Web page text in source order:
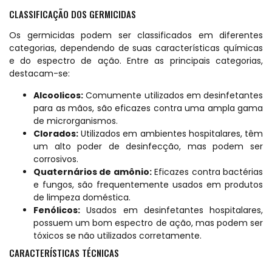
CLASSIFICAÇÃO DOS GERMICIDAS
Os germicidas podem ser classificados em diferentes
categorias, dependendo de suas características químicas
e do espectro de ação. Entre as principais categorias,
destacam-se:
Alcoolicos: Comumente utilizados em desinfetantes
para as mãos, são eficazes contra uma ampla gama
de microrganismos.
Clorados: Utilizados em ambientes hospitalares, têm
um alto poder de desinfecção, mas podem ser
corrosivos.
Quaternários de amônio:Eficazes contra bactérias
e fungos, são frequentemente usados em produtos
de limpeza doméstica.
Fenólicos: Usados em desinfetantes hospitalares,
possuem um bom espectro de ação, mas podem ser
tóxicos se não utilizados corretamente.
CARACTERÍSTICAS TÉCNICAS